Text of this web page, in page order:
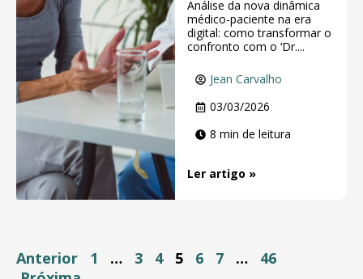
Análise da nova dinâmica
médico-paciente na era
digital: como transformar o
confronto com o ‘Dr....
Jean Carvalho
03/03/2026
8 min de leitura
Ler artigo »
Anterior 1 … 3 4 5 6 7 …
46